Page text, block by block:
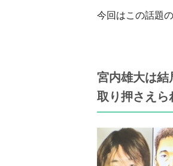
今回はこの話題
宮内雄大は
取り押さえら